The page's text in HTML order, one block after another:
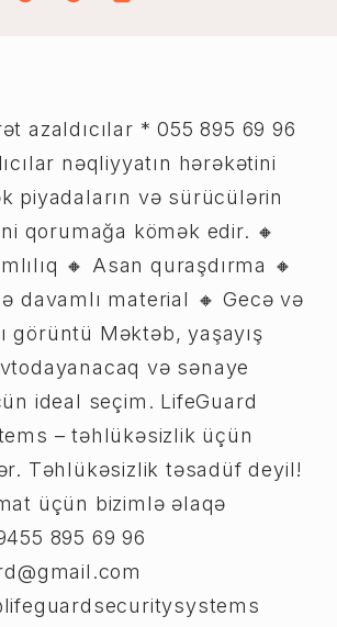
azaldıcılar * 055 895 69 96
nəqliyyatın hərəkətini
piyadaların və sürücülərin
qorumağa kömək edir. 🔸
🔸 Asan quraşdırma 🔸
davamlı material 🔸 Gecə və
görüntü Məktəb, yaşayış
və sənaye
ideal seçim. LifeGuard
– təhlükəsizlik üçün
Təhlükəsizlik təsadüf deyil!
üçün bizimlə əlaqə
895 69 96